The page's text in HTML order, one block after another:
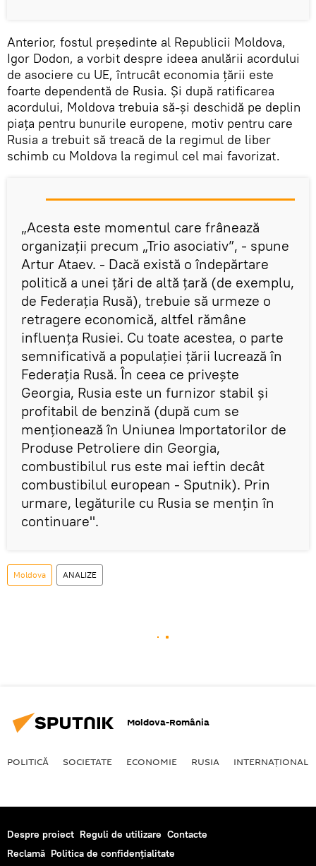
Anterior, fostul președinte al Republicii Moldova,
Igor Dodon, a vorbit despre ideea anulării acordului
de asociere cu UE, întrucât economia țării este
foarte dependentă de Rusia. Și după ratificarea
acordului, Moldova trebuia să-și deschidă pe deplin
piața pentru bunurile europene, motiv pentru care
Rusia a trebuit să treacă de la regimul de liber
schimb cu Moldova la regimul cel mai favorizat.
„Acesta este momentul care frânează
organizații precum „Trio asociativ”, - spune
Artur Ataev. - Dacă există o îndepărtare
politică a unei țări de altă țară (de exemplu,
de Federația Rusă), trebuie să urmeze o
retragere economică, altfel rămâne
influența Rusiei. Cu toate acestea, o parte
semnificativă a populației țării lucrează în
Federația Rusă. În ceea ce privește
Georgia, Rusia este un furnizor stabil și
profitabil de benzină (după cum se
menționează în Uniunea Importatorilor de
Produse Petroliere din Georgia,
combustibilul rus este mai ieftin decât
combustibilul european - Sputnik). Prin
urmare, legăturile cu Rusia se mențin în
continuare".
Moldova ANALIZE
Moldova-România
POLITICĂ SOCIETATE ECONOMIE RUSIA INTERNAŢIONAL
Despre proiect Reguli de utilizare Contacte
Reclamă Politica de confidențialitate